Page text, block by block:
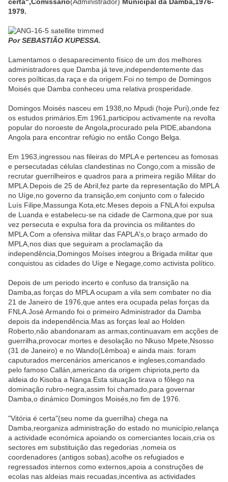
1979.
Por SEBASTIÃO KUPESSA.
Lamentamos o desaparecimento físico de um dos melhores
administradores que Damba já teve,independentemente das
cores poílticas,da raça e da origem.Foi no tempo de Domingos
Moisés que Damba conheceu uma relativa prosperidade.
Domingos Moisés nasceu em 1938,no Mpudi (hoje Puri),onde fez
os estudos primários.Em 1961,participou activamente na revolta
popular do noroeste de Angola,procurado pela PIDE,abandona
Angola para encontrar refúgio no então Congo Belga.
Em 1963,ingressou nas fileiras do MPLA e pertenceu as fomosas
e persecutadas células clandestinas no Congo,com a missão de
recrutar guerrilheiros e quadros para a primeira região Militar do
MPLA.Depois de 25 de Abril,fez parte da representação do MPLA
no Uíge,no governo da transição,em conjunto com o falecido
Luís Filipe,Massunga Kota,etc.Meses depois a FNLA foi expulsa
de Luanda e estabelecu-se na cidade de Carmona,que por sua
vez persecuta e expulsa fora da provincia os militantes do
MPLA.Com a ofensiva militar das FAPLA's,o braço armado do
MPLA,nos dias que seguiram a proclamação da
independência,Domingos Moíses integrou a Brigada militar que
conquistou as cidades do Uíge e Negage,como activista político.
Depois de um periodo incerto e confuso da transição na
Damba,as forças do MPLA ocupam a vila sem combater no dia
21 de Janeiro de 1976,que antes era ocupada pelas forças da
FNLA.José Armando foi o primeiro Administrador da Damba
depois da independência.Mas as forças leal ao Holden
Roberto,não abandonaram as armas,continuavam em acções de
guerrilha,provocar mortes e desolação no Nkuso Mpete,Nsosso
(31 de Janeiro) e no Wando(Lêmboa) e ainda mais: foram
caputurados mercenários americanos e ingleses,comandado
pelo famoso Callán,americano da origem chipriota,perto da
aldeia do Kisoba a Nanga.Esta situação tirava o fôlego na
dominação rubro-negra,assim foi chamado,para governar
Damba,o dinámico Domingos Moisés,no fim de 1976.
"Vitória é certa"(seu nome da guerrilha) chega na
Damba,reorganiza administração do estado no município,relança
a actividade económica apoiando os comerciantes locais,cria os
sectores em substituição das regedorias ,nomeia os
coordenadores (antigos sobas),acolhe os refugiados e
regressados internos como externos,apoia a construções de
ecolas nas aldeias mais recuadas,incentiva as actividades